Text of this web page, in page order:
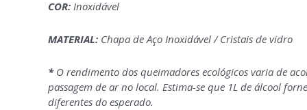
COR: Inoxidável
MATERIAL: Chapa de Aço Inoxidável / Cristais de vidro
*O rendimento dos queimadores ecológicos varia de
passagem de ar no local. Estima-se que 1L de álcool
diferentes do esperado.